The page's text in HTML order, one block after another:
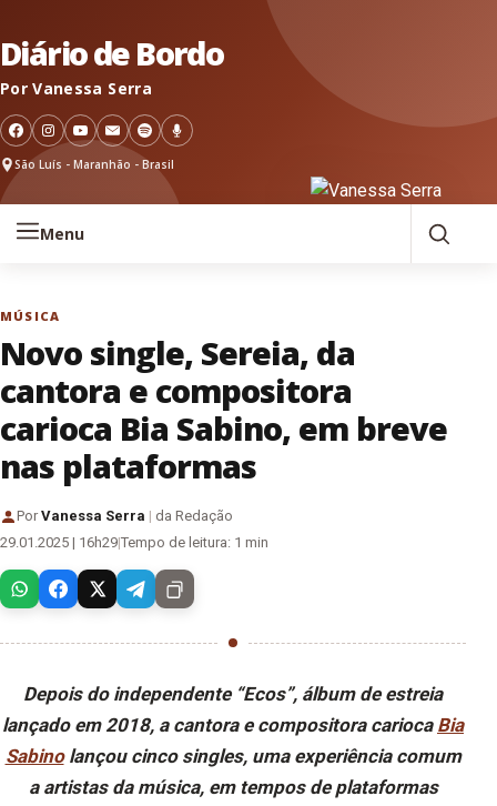
Diário de Bordo
Por Vanessa Serra
São Luís - Maranhão - Brasil
Menu
MÚSICA
Novo single, Sereia, da
cantora e compositora
carioca Bia Sabino, em breve
nas plataformas
PorVanessa Serra | da Redação
29.01.2025 | 16h29|Tempo de leitura: 1 min
Depois do independente “Ecos”, álbum de estreia
lançado em 2018, a cantora e compositora carioca Bia
Sabinolançou cinco singles, uma experiência comum
a artistas da música, em tempos de plataformas